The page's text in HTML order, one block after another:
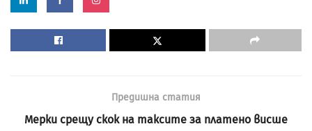
Предишна статия
Мерки срещу скок на таксите за платено висше